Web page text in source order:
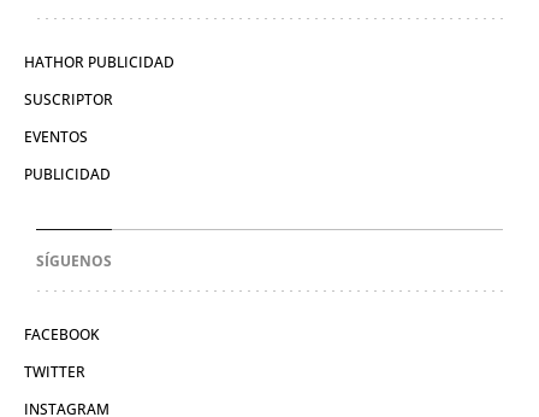
HATHOR PUBLICIDAD
SUSCRIPTOR
EVENTOS
PUBLICIDAD
SÍGUENOS
FACEBOOK
TWITTER
INSTAGRAM